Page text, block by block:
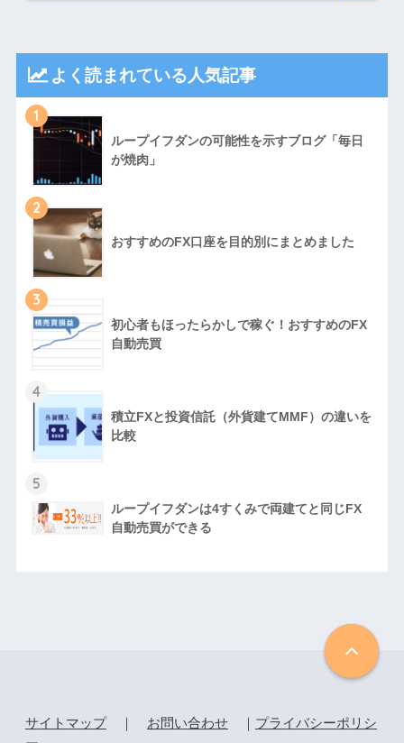
よく読まれている人気記事
1
ループイフダンの可能性を示すブログ「毎日
が焼肉」
2
おすすめのFX口座を目的別にまとめました
3
初心者もほったらかしで稼ぐ！おすすめのFX
自動売買
4
積立FXと投資信託（外貨建てMMF）の違いを
比較
5
ループイフダンは4すくみで両建てと同じFX
自動売買ができる
サイトマップ｜ お問い合わせ｜ プライバシーポリシ